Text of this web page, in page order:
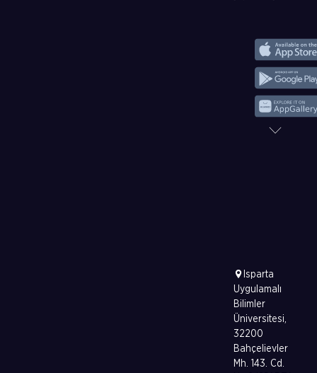
Isparta
Uygulamalı
Bilimler
Üniversitesi,
32200
Bahçelievler
Mh. 143. Cd.